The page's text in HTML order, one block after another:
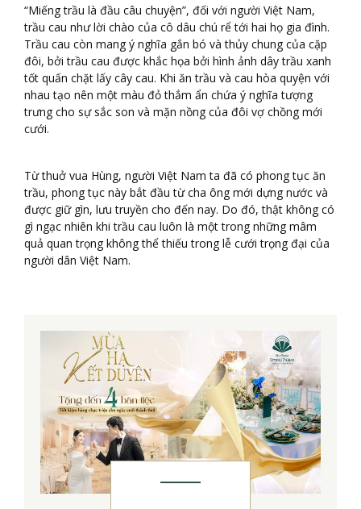
“Miếng trầu là đầu câu chuyện”, đối với người Việt Nam,
trầu cau như lời chào của cô dâu chú rể tới hai họ gia đình.
Trầu cau còn mang ý nghĩa gắn bó và thủy chung của cặp
đôi, bởi trầu cau được khắc họa bởi hình ảnh dây trầu xanh
tốt quấn chặt lấy cây cau. Khi ăn trầu và cau hòa quyện với
nhau tạo nên một màu đỏ thắm ẩn chứa ý nghĩa tượng
trưng cho sự sắc son và mặn nồng của đôi vợ chồng mới
cưới.
Từ thuở vua Hùng, người Việt Nam ta đã có phong tục ăn
trầu, phong tục này bắt đầu từ cha ông mới dựng nước và
được giữ gìn, lưu truyền cho đến nay. Do đó, thật không có
gì ngạc nhiên khi trầu cau luôn là một trong những mâm
quả quan trọng không thể thiếu trong lễ cưới trọng đại của
người dân Việt Nam.